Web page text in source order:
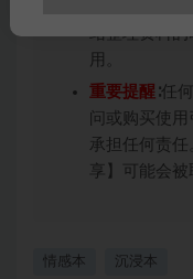
站整理资料
用。
重要提醒 ∶任
问或购买使
承担任何责
享】可能会被
情感本 沉浸本